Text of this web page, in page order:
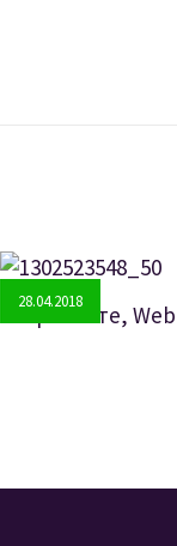
28.04.2018
Встречайте,